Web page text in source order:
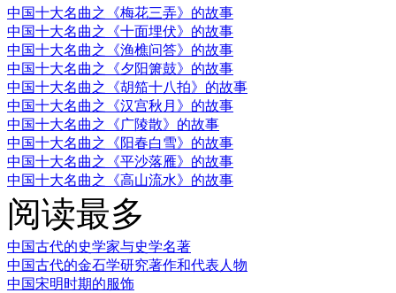
中国十大名曲之《梅花三弄》的故事
中国十大名曲之《十面埋伏》的故事
中国十大名曲之《渔樵问答》的故事
中国十大名曲之《夕阳箫鼓》的故事
中国十大名曲之《胡笳十八拍》的故事
中国十大名曲之《汉宫秋月》的故事
中国十大名曲之《广陵散》的故事
中国十大名曲之《阳春白雪》的故事
中国十大名曲之《平沙落雁》的故事
中国十大名曲之《高山流水》的故事
阅读最多
中国古代的史学家与史学名著
中国古代的金石学研究著作和代表人物
中国宋明时期的服饰